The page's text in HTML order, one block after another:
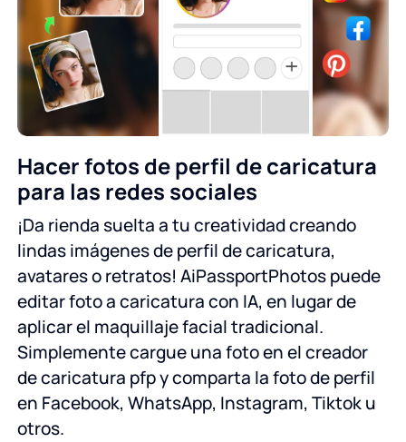
Hacer fotos de perfil de caricatura
para las redes sociales
¡Da rienda suelta a tu creatividad creando
lindas imágenes de perfil de caricatura,
avatares o retratos! AiPassportPhotos puede
editar foto a caricatura con IA, en lugar de
aplicar el maquillaje facial tradicional.
Simplemente cargue una foto en el creador
de caricatura pfp y comparta la foto de perfil
en Facebook, WhatsApp, Instagram, Tiktok u
otros.